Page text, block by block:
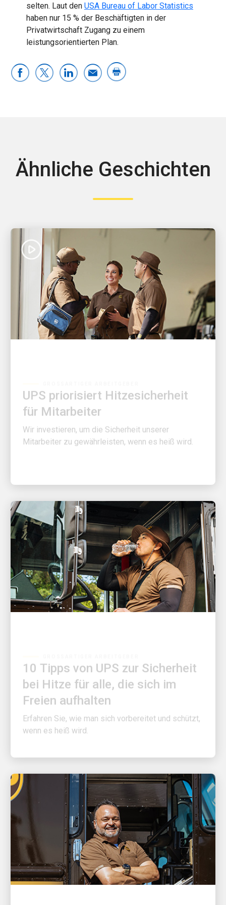
selten. Laut den USA Bureau of Labor Statistics
haben nur 15 % der Beschäftigten in der
Privatwirtschaft Zugang zu einem
leistungsorientierten Plan.
Ähnliche Geschichten
für Mitarbeiter
Wir investieren, um die Sicherheit unserer
Mitarbeiter zu gewährleisten, wenn es heiß wird.
bei Hitze für alle, die sich im
Freien aufhalten
Erfahren Sie, wie man sich vorbereitet und schützt,
wenn es heiß wird.